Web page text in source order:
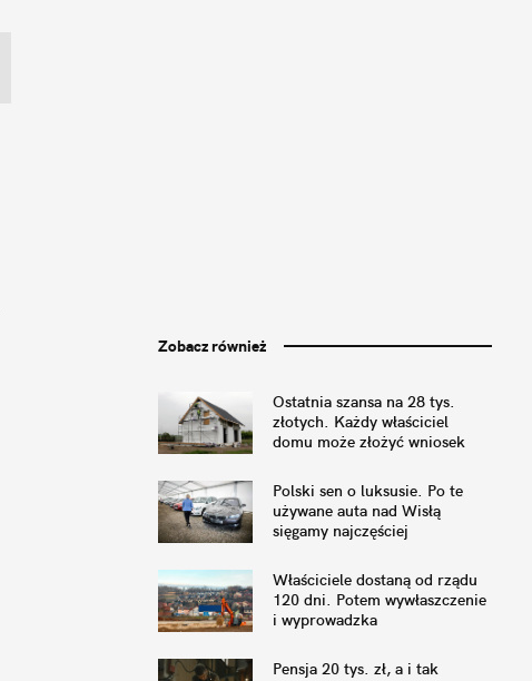
Zobacz również
Ostatnia szansa na 28 tys.
złotych. Każdy właściciel
domu może złożyć wniosek
Polski sen o luksusie. Po te
używane auta nad Wisłą
sięgamy najczęściej
Właściciele dostaną od rządu
120 dni. Potem wywłaszczenie
i wyprowadzka
Pensja 20 tys. zł, a i tak